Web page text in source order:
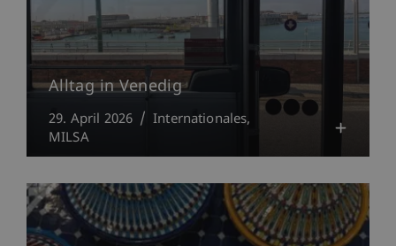
Alltag in Venedig
29. April 2026
Internationales
MILSA